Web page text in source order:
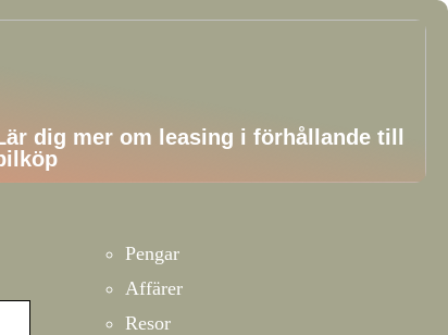
dig mer om leasing i förhållande till
Pengar
Affärer
Resor